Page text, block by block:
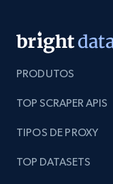
Lazada -
price, Currency,
PRODUTOS
TOP SCRAPER APIS
TIPOS DE PROXY
TOP DATASETS